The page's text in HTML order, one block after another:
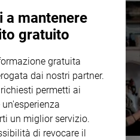
a mantenere
gratuito
gratuita
dai nostri partner.
permetti ai
un miglior servizio.
di revocare il